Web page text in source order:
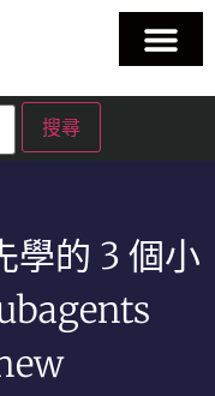
學的 3 個小